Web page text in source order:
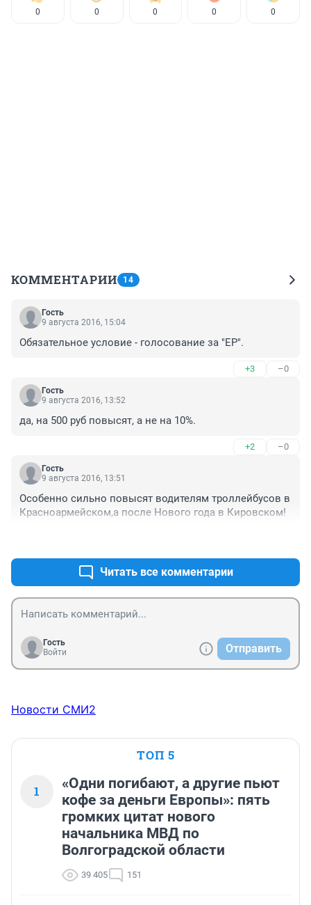
0 0 0 0 0
КОММЕНТАРИИ 14
Гость
9 августа 2016, 15:04
Обязательное условие - голосование за "ЕР".
+3 –0
Гость
9 августа 2016, 13:52
да, на 500 руб пoвысят, а не на 10%.
+2 –0
Гость
9 августа 2016, 13:51
Особенно сильно повысят водителям троллейбусов в
Красноармейском,а после Нового года в Кировском!
Читать все комментарии
Гость
Войти
Отправить
Новости СМИ2
ТОП 5
1
«Одни погибают, а другие пьют
кофе за деньги Европы»: пять
громких цитат нового
начальника МВД по
Волгоградской области
39 405 151